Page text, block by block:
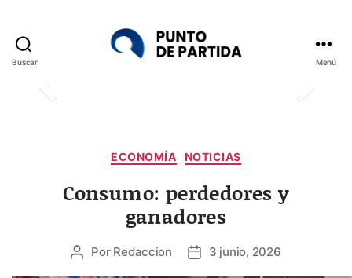
Buscar Menú
ECONOMÍA NOTICIAS
Consumo: perdedores y
ganadores
Autor
Por Redaccion
Fecha3 junio, 2026